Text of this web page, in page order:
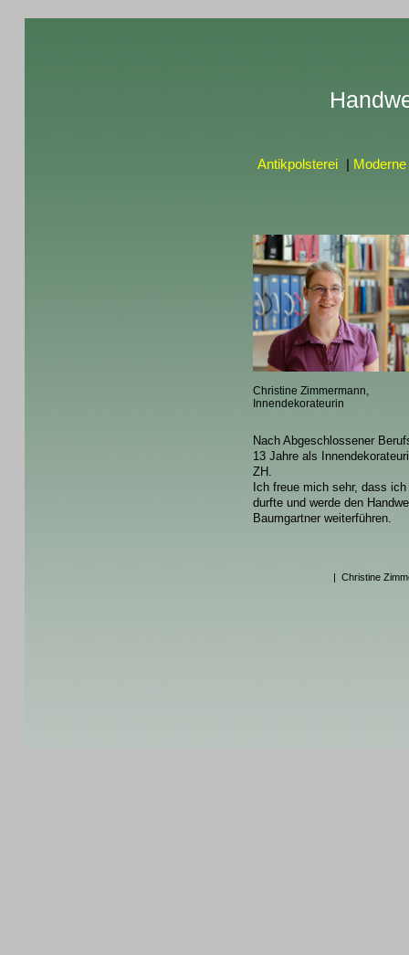
Antikpolsterei |
Christine Zimmermann,
Innendekorateurin
Nach Abgeschlossener
13 Jahre als
ZH.
Ich freue mich sehr, dass
durfte und werde den
Baumgartner weiterführen.
| Christine